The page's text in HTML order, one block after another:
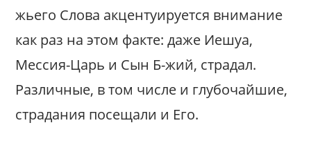
жьего Слова акцентуируется внимание
как раз на этом факте: даже Иешуа,
Мессия-Царь и Сын Б-жий, страдал.
Различные, в том числе и глубочайшие,
страдания посещали и Его.